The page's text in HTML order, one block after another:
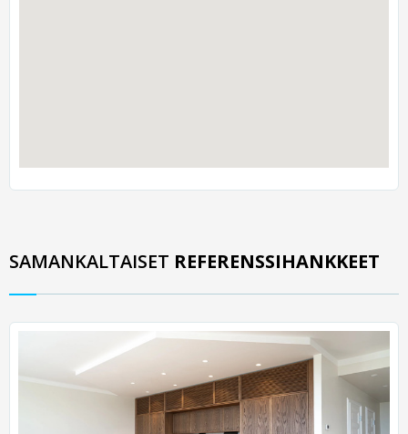
SAMANKALTAISET REFERENSSIHANKKEET